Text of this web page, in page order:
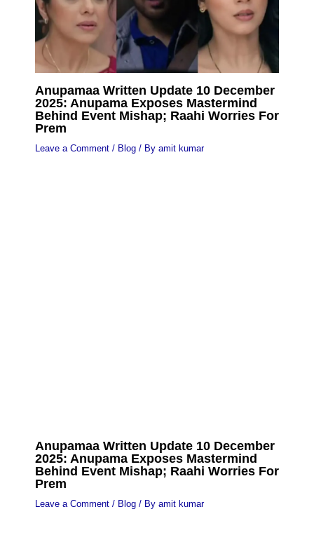
Anupamaa Written Update 10 December
2025: Anupama Exposes Mastermind
Behind Event Mishap; Raahi Worries For
Prem
Leave a Comment / Blog/ By amit kumar
Anupamaa Written Update 10 December
2025: Anupama Exposes Mastermind
Behind Event Mishap; Raahi Worries For
Prem
Leave a Comment / Blog/ By amit kumar